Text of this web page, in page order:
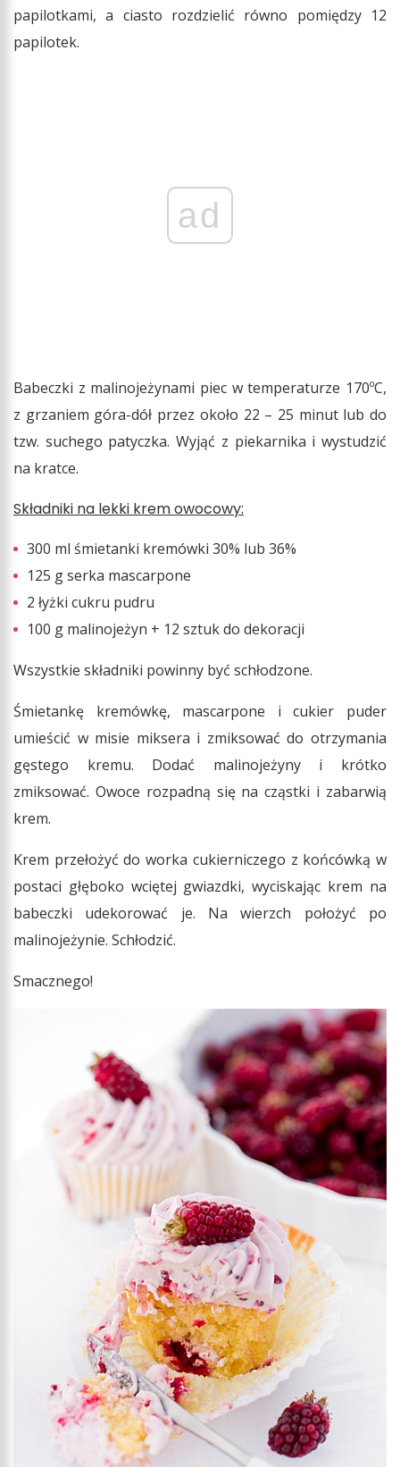
papilotkami, a ciasto rozdzielić równo pomiędzy 12
papilotek.
ad
Babeczki z malinojeżynami piec w temperaturze 170ºC,
z grzaniem góra-dół przez około 22 – 25 minut lub do
tzw. suchego patyczka. Wyjąć z piekarnika i wystudzić
na kratce.
Składniki na lekki krem owocowy:
300 ml śmietanki kremówki 30% lub 36%
125 g serka mascarpone
2 łyżki cukru pudru
100 g malinojeżyn + 12 sztuk do dekoracji
Wszystkie składniki powinny być schłodzone.
Śmietankę kremówkę, mascarpone i cukier puder
umieścić w misie miksera i zmiksować do otrzymania
gęstego kremu. Dodać malinojeżyny i krótko
zmiksować. Owoce rozpadną się na cząstki i zabarwią
krem.
Krem przełożyć do worka cukierniczego z końcówką w
postaci głęboko wciętej gwiazdki, wyciskając krem na
babeczki udekorować je. Na wierzch położyć po
malinojeżynie. Schłodzić.
Smacznego!